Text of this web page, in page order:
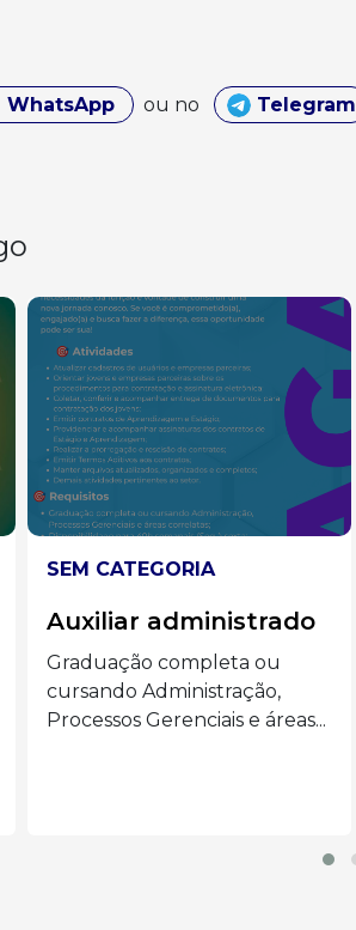
WhatsApp ou no Telegram
SEM CATEGORIA
Vendedora
📢 Estamos contratando:
Vendedora Presencial Siga o
Eder Luiz...